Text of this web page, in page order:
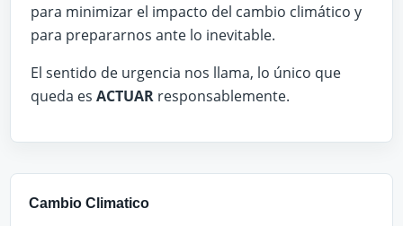
para minimizar el impacto del cambio climático y
para prepararnos ante lo inevitable.
El sentido de urgencia nos llama, lo único que
queda es ACTUAR responsablemente.
Cambio Climatico